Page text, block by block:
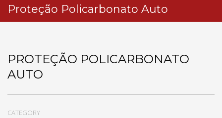
Proteção Policarbonato Auto
PROTEÇÃO POLICARBONATO
AUTO
CATEGORY